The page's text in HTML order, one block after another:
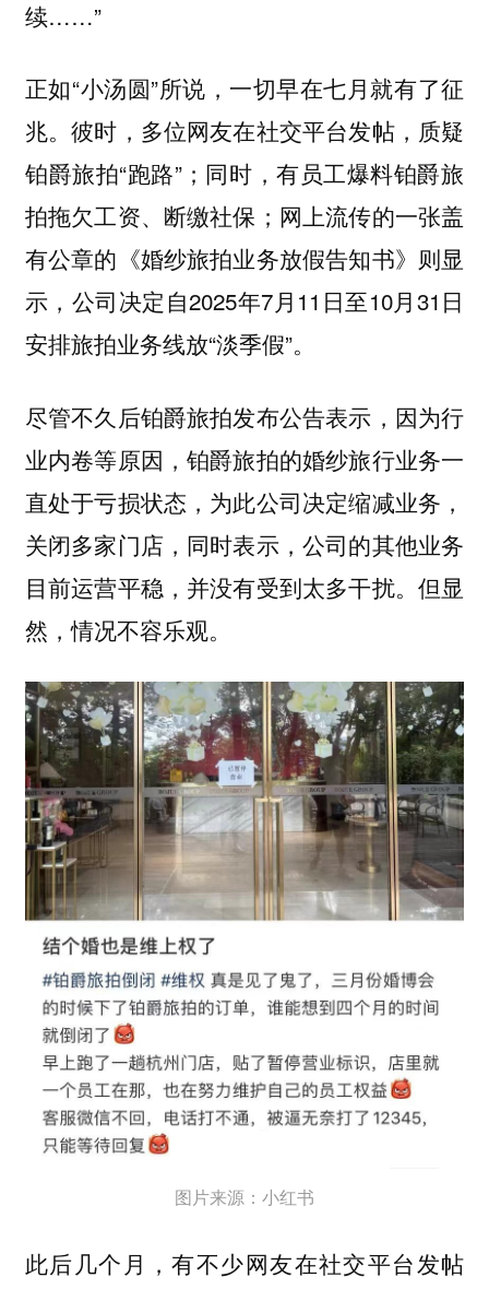
续……”
正如“小汤圆”所说，一切早在七月就有了征
兆。彼时，多位网友在社交平台发帖，质疑
铂爵旅拍“跑路”；同时，有员工爆料铂爵旅
拍拖欠工资、断缴社保；网上流传的一张盖
有公章的《婚纱旅拍业务放假告知书》则显
示，公司决定自2025年7月11日至10月31日
安排旅拍业务线放“淡季假”。
尽管不久后铂爵旅拍发布公告表示，因为行
业内卷等原因，铂爵旅拍的婚纱旅行业务一
直处于亏损状态，为此公司决定缩减业务，
关闭多家门店，同时表示，公司的其他业务
目前运营平稳，并没有受到太多干扰。但显
然，情况不容乐观。
图片来源：小红书
此后几个月，有不少网友在社交平台发帖